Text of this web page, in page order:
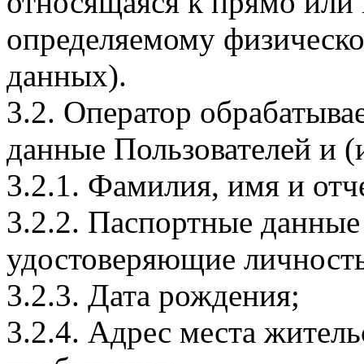
определяемому
данных).
3.2. Оператор
данные Пользователей и
3.2.1. Фамилия, имя и
3.2.2. Паспортные
удостоверяющие
3.2.3. Дата рождения;
3.2.4. Адрес места